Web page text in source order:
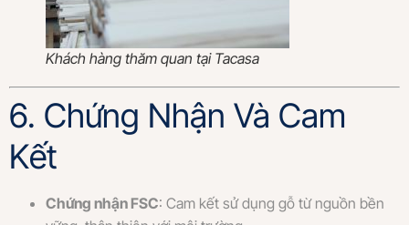
Khách hàng thăm quan tại Tacasa
6. Chứng Nhận Và Cam
Kết
Chứng nhận FSC: Cam kết sử dụng gỗ từ nguồn bền